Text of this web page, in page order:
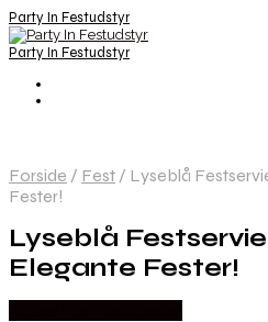
Party In Festudstyr
Party In Festudstyr
Forside / Fest / Lyseblå
Fester!
Lyseblå
Elegante Fester!